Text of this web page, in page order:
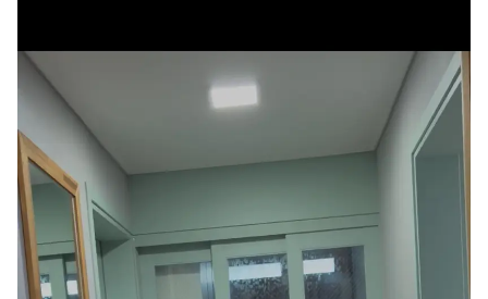
ステッカー
紙製品
文具/オフィス
スマホ
リビング
ファブリック
スウェッ
フードパ
ジップア
ップ